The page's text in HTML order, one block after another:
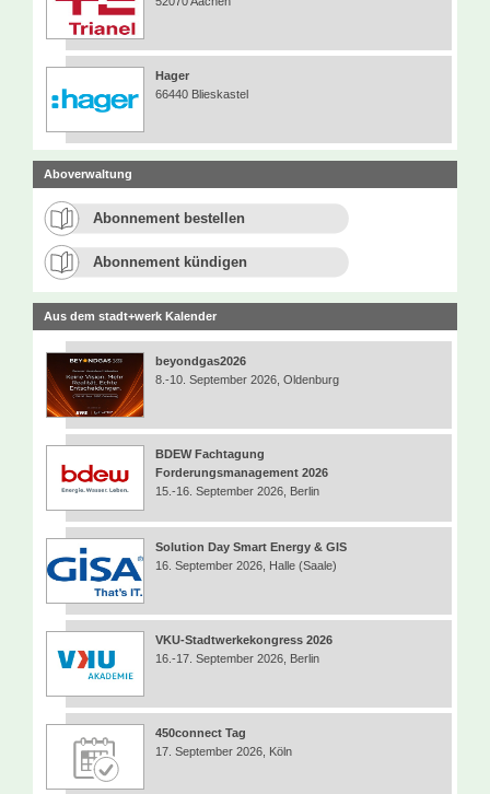
Hager
66440 Blieskastel
Aboverwaltung
Abonnement bestellen
Abonnement kündigen
Aus dem stadt+werk Kalender
beyondgas2026
8.-10. September 2026, Oldenburg
BDEW Fachtagung
Forderungsmanagement 2026
15.-16. September 2026, Berlin
Solution Day Smart Energy & GIS
16. September 2026, Halle (Saale)
VKU-Stadtwerkekongress 2026
16.-17. September 2026, Berlin
450connect Tag
17. September 2026, Köln